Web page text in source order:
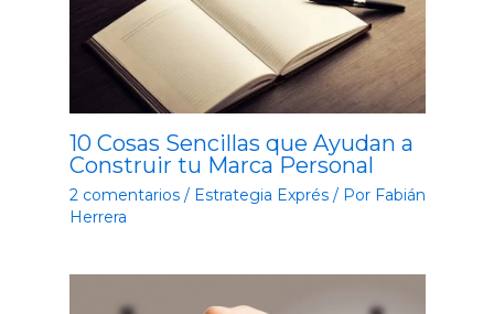
10 Cosas Sencillas que Ayudan a
Construir tu Marca Personal
2 comentarios / Estrategia Exprés/ Por Fabián
Herrera